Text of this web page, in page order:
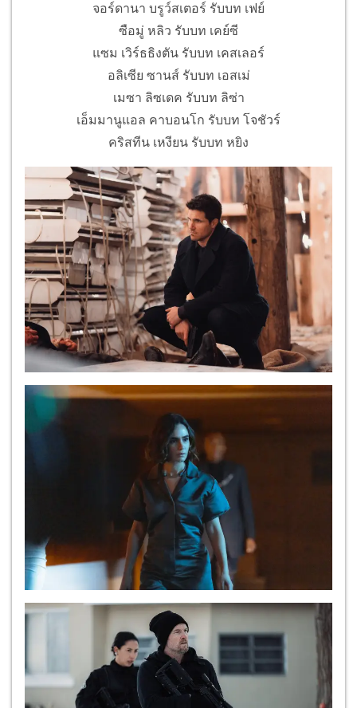
จอร์ดานา บรูว์สเตอร์ รับบท เฟย์
ซือมู่ หลิว รับบท เคย์ซี
แซม เวิร์ธธิงตัน รับบท เคสเลอร์
อลิเซีย ซานส์ รับบท เอสเม่
เมซา ลิซเดค รับบท ลิซ่า
เอ็มมานูแอล คาบอนโก รับบท โจชัวร์
คริสทีน เหงียน รับบท หยิง